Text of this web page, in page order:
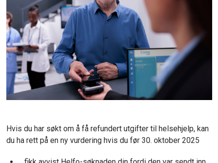
Hvis du har søkt om å få refundert utgifter til helsehjelp, kan
du ha rett på en ny vurdering hvis du før 30. oktober 2025